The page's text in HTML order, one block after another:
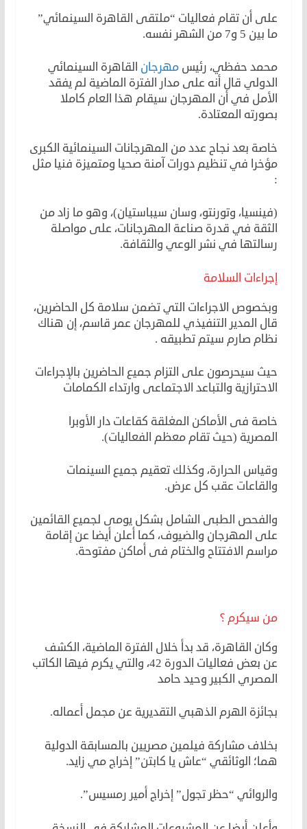
على أن تقام فعاليات “ملتقى القاهرة السينمائي”
ما بين 5 و7 من الشهر نفسه.
محمد حفظي، رئيس مهرجان القاهرة السينمائي
الدولي قال أنه على مدار الفترة الماضية لم يفقد
الأمل في أن المهرجان سيقام هذا العام كاملا
بصورته المعتادة.
خاصة بعد نجاح عدد من المهرجانات السينمائية الكبرى
مؤخرا في تنظيم دورات آمنة صحيا ومتميزة فنيا مثل
:
(فينسيا، وتورنتو، وسان سيباستيان)، وهو ما زاد من
الثقة في قدرة صناعة المهرجانات، على مواصلة
رسالتها في نشر الوعي والثقافة.
إجراءات السلامة
وبخصوص الاجراءات التي تضمن سلامة كل الحاضرين،
قال المدير التنفيذي للمهرجان عمر قاسم، إن هناك
نظام صارم سيتم تطبيقه .
حيث سيحرصون على التزام جميع الحاضرين بالإجراءات
الاحترازية والتباعد الاجتماعى وارتداء الكمامات
خاصة فى الأماكن المغلقة كقاعات دار الأوبرا
المصرية (حيث تقام معظم الفعاليات).
وقياس الحرارة، وكذلك تعقيم جميع السينمات
والقاعات عقب كل عرض.
والفحص الطبى الشامل بشكل يومى لجميع القائمين
على المهرجان والضيوف، كما أعلن أيضا عن إقامة
مراسم الافتتاح والختام فى أماكن مفتوحة.
من سيكرم ؟
وكان القاهرة، قد بدأ خلال الفترة الماضية، الكشف
عن بعض فعاليات الدورة 42، والتي يكرم فيها الكاتب
المصري الكبير وحيد حامد
بجائزة الهرم الذهبي التقديرية عن مجمل أعماله.
بخلاف مشاركة فيلمين مصريين بالمسابقة الدولية
هما؛ الوثائقي “عاش يا كابتن” إخراج مي زايد.
والروائي “حظر تجول” إخراج أمير رمسيس”.